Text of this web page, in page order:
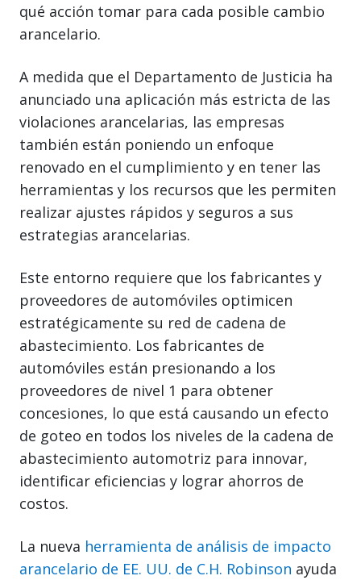
qué acción tomar para cada posible cambio
arancelario.
A medida que el Departamento de Justicia ha
anunciado una aplicación más estricta de las
violaciones arancelarias, las empresas
también están poniendo un enfoque
renovado en el cumplimiento y en tener las
herramientas y los recursos que les permiten
realizar ajustes rápidos y seguros a sus
estrategias arancelarias.
Este entorno requiere que los fabricantes y
proveedores de automóviles optimicen
estratégicamente su red de cadena de
abastecimiento. Los fabricantes de
automóviles están presionando a los
proveedores de nivel 1 para obtener
concesiones, lo que está causando un efecto
de goteo en todos los niveles de la cadena de
abastecimiento automotriz para innovar,
identificar eficiencias y lograr ahorros de
costos.
La nueva herramienta de análisis de impacto
arancelario de EE. UU. de C.H. Robinson ayuda